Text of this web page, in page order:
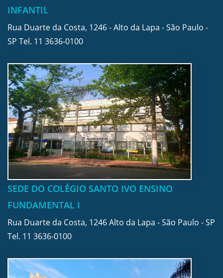
INFANTIL
Rua Duarte da Costa, 1246 - Alto da Lapa - São Paulo -
SP Tel. 11 3636-0100
SEDE DO COLÉGIO SANTO IVO ENSINO
FUNDAMENTAL I
Rua Duarte da Costa, 1246 Alto da Lapa - São Paulo - SP
Tel. 11 3636-0100